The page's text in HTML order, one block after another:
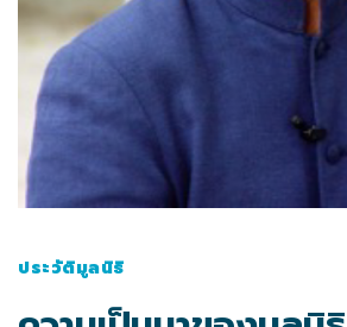
ประวัติมูลนิธิ